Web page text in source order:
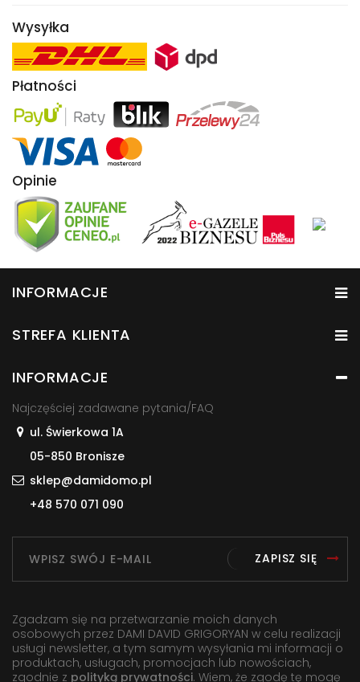
Wysyłka
Płatności
Opinie
INFORMACJE
STREFA KLIENTA
INFORMACJE
Najczęściej zadawane pytania/FAQ
ul. Świerkowa 1A
05-850 Bronisze
sklep@damidomo.pl
+48 570 071 090
ZAPISZ SIĘ
Zgadzam się na przetwarzanie moich danych
osobowych przez DAMI DAVID GRIGORYAN w celu realizacji
usługi newsletter, a tym samym wysyłania mi informacji o
produktach, usługach, promocjach lub nowościach,
zgodnie z polityką prywatności. Wiem, że zgodę tę mogę